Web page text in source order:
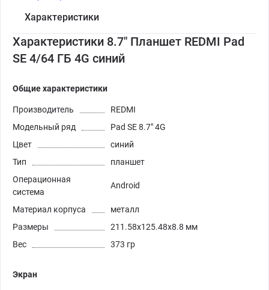
Характеристики
Характеристики 8.7" Планшет REDMI Pad
SE 4/64 ГБ 4G синий
Общие характеристики
Производитель
REDMI
Модельный ряд
Pad SE 8.7" 4G
Цвет
синий
Тип
планшет
Операционная
система
Android
Материал корпуса
металл
Размеры
211.58x125.48x8.8 мм
Вес
373 гр
Экран